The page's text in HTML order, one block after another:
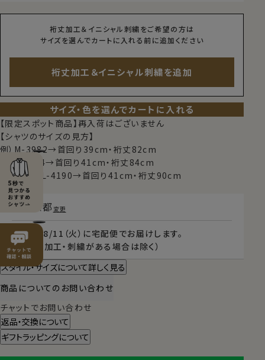
裄丈加工＆イニシャル刺繍をご希望の方は
サイズを選んでカートに入れる前に追加ください
裄丈加工＆イニシャル刺繍を追加
サイズ・色を選んでカートに入れる
【限定スポット商品】再入荷はございません
【シャツのサイズの見方】
例）M-3982→首回り39cm・裄丈82cm
例）L-4184→首回り41cm・裄丈84cm
例）TALL-L-4190→首回り41cm・裄丈90cm
2026/08/11（火） に宅配便 でお届けします。
（※裄丈加工・刺繍がある場合は除く）
東京都 変更
スタイル・サイズについて詳しく見る
商品についてのお問い合わせ
チャットでお問い合わせ
返品・交換について
ギフトラッピングについて